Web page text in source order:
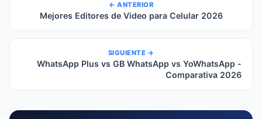
← ANTERIOR
Mejores Editores de Video para Celular 2026
SIGUIENTE →
WhatsApp Plus vs GB WhatsApp vs YoWhatsApp -
Comparativa 2026